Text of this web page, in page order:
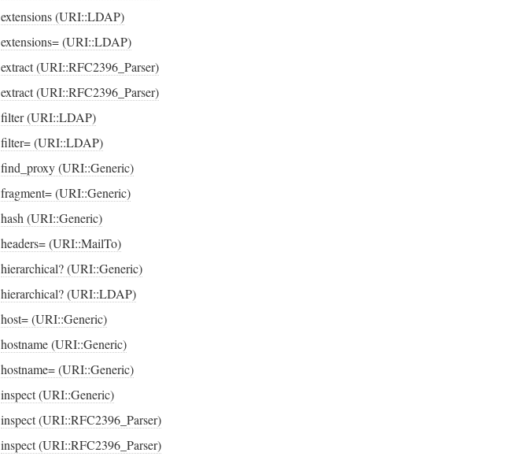
extensions (URI::LDAP)
extensions= (URI::LDAP)
extract (URI::RFC2396_Parser)
extract (URI::RFC2396_Parser)
filter (URI::LDAP)
filter= (URI::LDAP)
find_proxy (URI::Generic)
fragment= (URI::Generic)
hash (URI::Generic)
headers= (URI::MailTo)
hierarchical? (URI::Generic)
hierarchical? (URI::LDAP)
host= (URI::Generic)
hostname (URI::Generic)
hostname= (URI::Generic)
inspect (URI::Generic)
inspect (URI::RFC2396_Parser)
inspect (URI::RFC2396_Parser)